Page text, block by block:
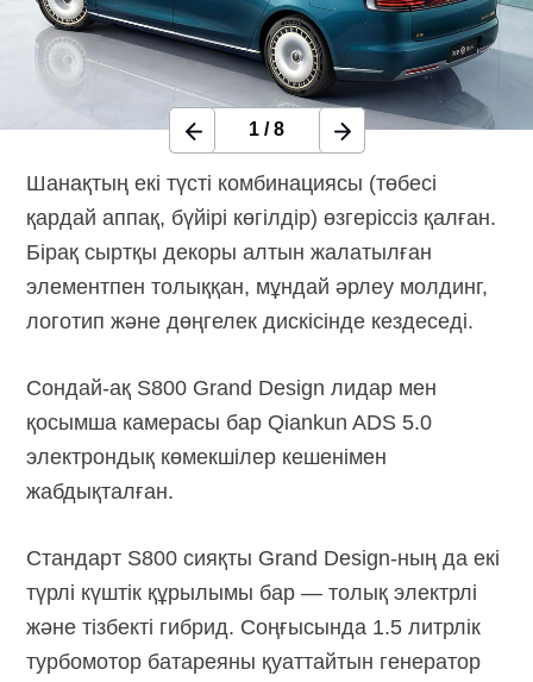
1 /8
Шанақтың екі түсті комбинациясы (төбесі
қардай аппақ, бүйірі көгілдір) өзгеріссіз қалған.
Бірақ сыртқы декоры алтын жалатылған
элементпен толыққан, мұндай әрлеу молдинг,
логотип және дөңгелек дискісінде кездеседі.
Сондай-ақ S800 Grand Design лидар мен
қосымша камерасы бар Qiankun ADS 5.0
электрондық көмекшілер кешенімен
жабдықталған.
Стандарт S800 сияқты Grand Design-ның да екі
түрлі күштік құрылымы бар — толық электрлі
және тізбекті гибрид. Соңғысында 1.5 литрлік
турбомотор батареяны қуаттайтын генератор